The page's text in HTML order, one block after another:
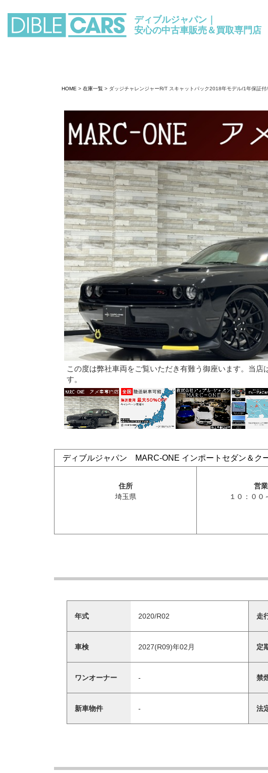
ディブルジャパン｜
安心の中古車販売＆買取専門店
HOME > 在庫一覧 > ダッジチャレンジャーR/T スキャットパック2018年モデル/1年保証付
この度は弊社車両をご覧いただき有難う御座います。当
す。
ディブルジャパン MARC-ONE インポートセダン＆ク
住所
埼玉県
営
１０：００
年式 2020/R02 走
車検 2027(R09)年02月 定
ワンオーナー - 禁
新車物件 - 法